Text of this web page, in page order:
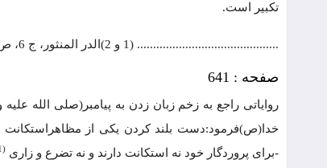
تکبیر است.
............................................ (1 و 2)الدر المنثور، ج 6، ص 403. (3)الدر المنثور، ج 6، ص 402.
صفحه : 641
روایاتی راجع به زخم زبان زدن به پیامبر(صلی الله
خدا(ص)فرمود:دست بلند کردن یکی از مظاهراستکانت
-برای پروردگار خود نه استکانت دارند و نه تضرع و زاری (1)